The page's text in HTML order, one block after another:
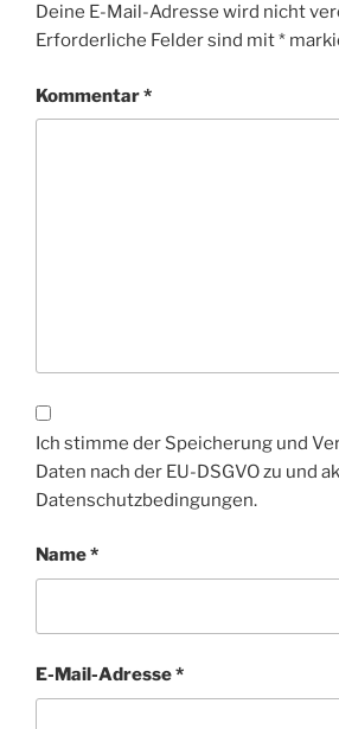
Deine E-Mail-Adresse wird nicht
Erforderliche Felder sind mit*
Kommentar*
Ich stimme der Speicherung und
Daten nach der EU-DSGVO zu und
Datenschutzbedingungen.
Name*
E-Mail-Adresse*